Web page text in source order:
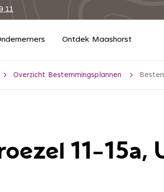
11
Ontdek Maashorst
Overzicht Bestemmingsplannen
11-15a,